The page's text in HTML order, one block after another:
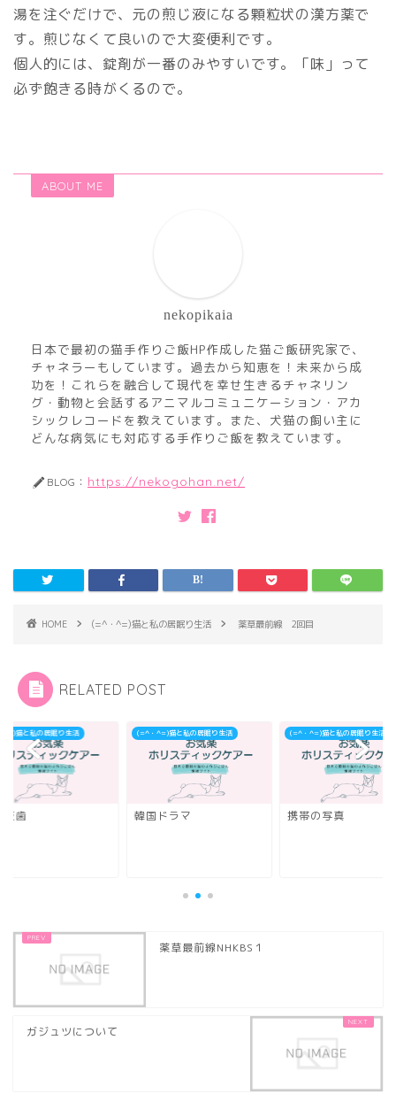
湯を注ぐだけで、元の煎じ液になる顆粒状の漢方薬で
す。煎じなくて良いので大変便利です。
個人的には、錠剤が一番のみやすいです。「味」って
必ず飽きる時がくるので。
ABOUT ME
nekopikaia
日本で最初の猫手作りご飯HP作成した猫ご飯研究家で、
チャネラーもしています。過去から知恵を！未来から成
功を！これらを融合して現代を幸せ生きるチャネリン
グ・動物と会話するアニマルコミュニケーション・アカ
シックレコードを教えています。また、犬猫の飼い主に
どんな病気にも対応する手作りご飯を教えています。
BLOG： https://nekogohan.net/
HOME (=^・^=)猫と私の居眠り生活 薬草最前線 2回目
RELATED POST
猫と私の居眠り生活
抜歯
(=^・^=)猫と私の居眠り生活
韓国ドラマ
(=^・^=)猫と私の居眠り生活
携帯の写真
薬草最前線NHKBS１
ガジュツについて